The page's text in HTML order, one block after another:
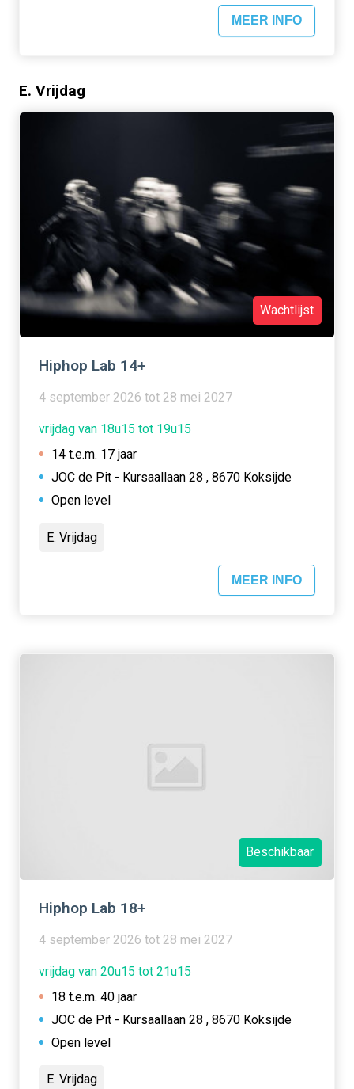
MEER INFO
E. Vrijdag
Wachtlijst
Hiphop Lab 14+
4 september 2026 tot 28 mei 2027
vrijdag van 18u15 tot 19u15
14 t.e.m. 17 jaar
JOC de Pit - Kursaallaan 28 , 8670 Koksijde
Open level
E. Vrijdag
MEER INFO
Beschikbaar
Hiphop Lab 18+
4 september 2026 tot 28 mei 2027
vrijdag van 20u15 tot 21u15
18 t.e.m. 40 jaar
JOC de Pit - Kursaallaan 28 , 8670 Koksijde
Open level
E. Vrijdag